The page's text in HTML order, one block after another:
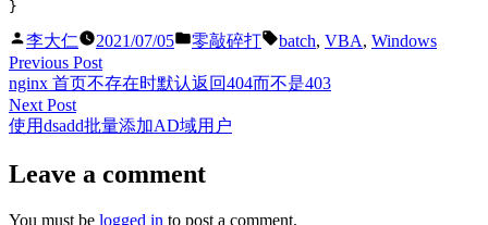
Posted
by
李大仁 2021/07/05
Posted
零敲碎打 Tags:
batch, VBA, Windows
Post
navigation
Previous PostPrevious
post:
nginx 首页不存在时默认返回404而不是403
Next PostNext
post:
使用dsadd批量添加AD域用户
Leave a comment
You must be logged in to post a comment.